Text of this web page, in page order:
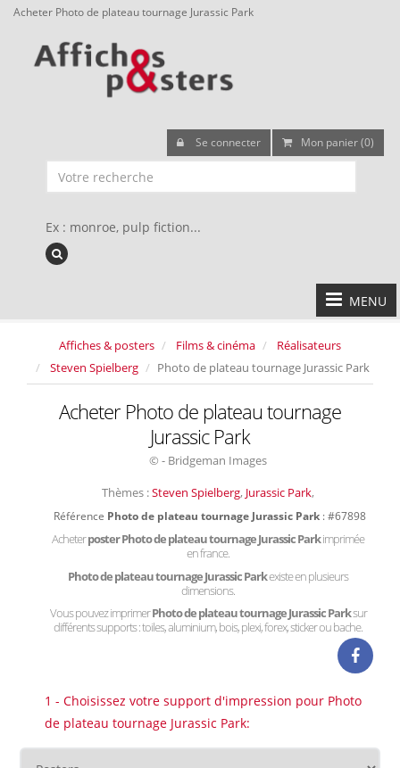
Acheter Photo de plateau tournage Jurassic Park
Se connecter Mon panier (0)
Ex : monroe, pulp fiction...
MENU
Affiches & posters Films & cinéma
Réalisateurs
Steven Spielberg
Photo de plateau tournage Jurassic Park
Acheter Photo de plateau tournage
Jurassic Park
© - Bridgeman Images
Thèmes :Steven Spielberg, Jurassic Park,
Référence Photo de plateau tournage Jurassic Park : #67898
Acheterposter Photo de plateau tournage Jurassic Parkimprimée
en france.
Photo de plateau tournage Jurassic Parkexiste en plusieurs
dimensions.
Vous pouvez imprimerPhoto de plateau tournage Jurassic Parksur
différents supports : toiles, aluminium, bois, plexi, forex, sticker ou bache.
1 - Choisissez votre support d'impression pour Photo
de plateau tournage Jurassic Park: